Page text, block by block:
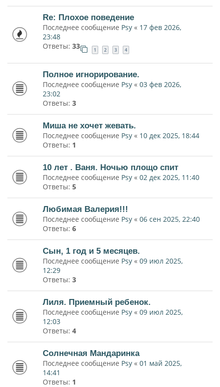
Re: Плохое поведение
Последнее сообщение Psy « 17 фев 2026,
23:48
Ответы: 33 1 2 3 4
Полное игнорирование.
Последнее сообщение Psy « 03 фев 2026,
23:02
Ответы: 3
Миша не хочет жевать.
Последнее сообщение Psy « 10 дек 2025, 18:44
Ответы: 1
10 лет . Ваня. Ночью площо спит
Последнее сообщение Psy « 02 дек 2025, 11:40
Ответы: 5
Любимая Валерия!!!
Последнее сообщение Psy « 06 сен 2025, 22:40
Ответы: 6
Сын, 1 год и 5 месяцев.
Последнее сообщение Psy « 09 июл 2025,
12:29
Ответы: 3
Лиля. Приемный ребенок.
Последнее сообщение Psy « 09 июл 2025,
12:03
Ответы: 4
Солнечная Мандаринка
Последнее сообщение Psy « 01 май 2025,
14:41
Ответы: 1